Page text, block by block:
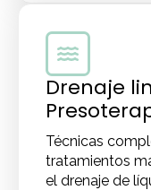
Drenaje
Técnicas
tratamientos
el drenaje de